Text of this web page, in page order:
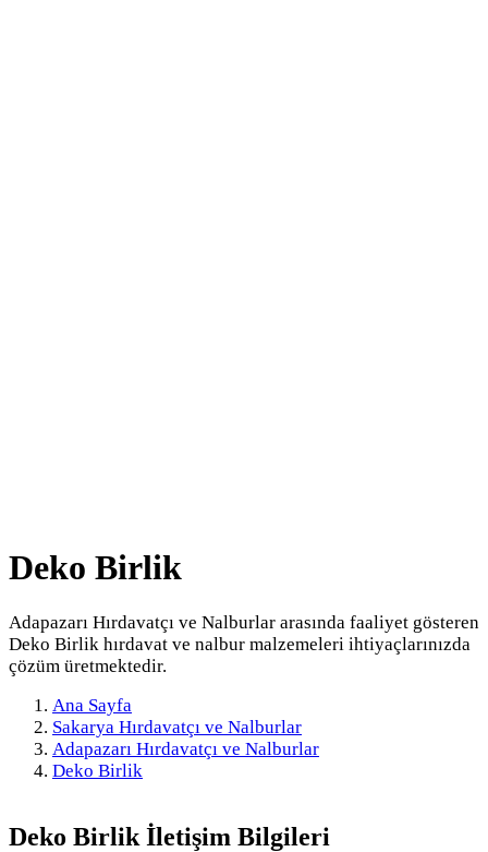
Deko Birlik
Adapazarı Hırdavatçı ve Nalburlar arasında faaliyet gösteren
Deko Birlik hırdavat ve nalbur malzemeleri ihtiyaçlarınızda
çözüm üretmektedir.
Ana Sayfa
Sakarya Hırdavatçı ve Nalburlar
Adapazarı Hırdavatçı ve Nalburlar
Deko Birlik
Deko Birlik İletişim Bilgileri